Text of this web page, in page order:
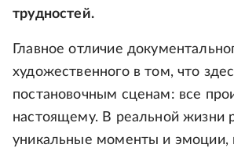
трудностей.
Главное отличие
художественного в том, что
постановочным сценам: все
настоящему. В реальной жизни
уникальные моменты и эмоции,